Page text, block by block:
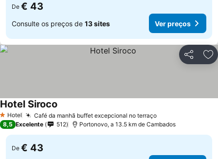
De € 43
Consulte os preços de 13 sites Ver preços
Partilhar
1 Estrelas
Hotel Café da manhã buffet excepcional no terraço
Hotel Siroco
8,5 Excelente 512 Portonovo, a 13.5 km de Cambados
De € 43